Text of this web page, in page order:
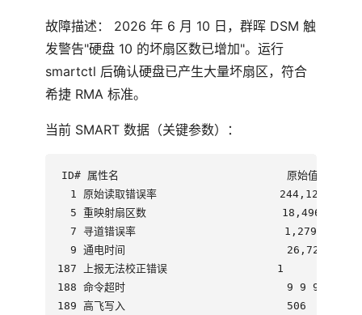
故障描述： 2026 年 6 月 10 日，群晖 DSM 触
发警告"硬盘 10 的坏扇区数已增加"。运行
smartctl 后确认硬盘已产生大量坏扇区，符合
希捷 RMA 标准。
当前 SMART 数据（关键参数）：
ID# 属性名                          原始值
  1 原始读取错误率                   244,123,936
  5 重映射扇区数                     18,496
7 寻道错误率
9 通电时间                         26,725 小时
187 上报无法校正错误                 1
188 命令超时                         9 9 9
189 高飞写入                         506